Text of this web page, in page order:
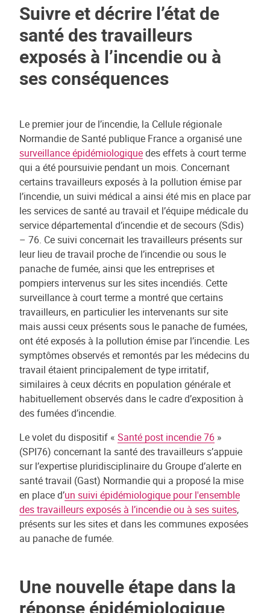
Suivre et décrire l’état de
santé des travailleurs
exposés à l’incendie ou à
ses conséquences
Le premier jour de l’incendie, la Cellule régionale
Normandie de Santé publique France a organisé une
surveillance épidémiologiquedes effets à court terme
qui a été poursuivie pendant un mois. Concernant
certains travailleurs exposés à la pollution émise par
l’incendie, un suivi médical a ainsi été mis en place par
les services de santé au travail et l’équipe médicale du
service départemental d’incendie et de secours (Sdis)
– 76. Ce suivi concernait les travailleurs présents sur
leur lieu de travail proche de l’incendie ou sous le
panache de fumée, ainsi que les entreprises et
pompiers intervenus sur les sites incendiés. Cette
surveillance à court terme a montré que certains
travailleurs, en particulier les intervenants sur site
mais aussi ceux présents sous le panache de fumées,
ont été exposés à la pollution émise par l’incendie. Les
symptômes observés et remontés par les médecins du
travail étaient principalement de type irritatif,
similaires à ceux décrits en population générale et
habituellement observés dans le cadre d’exposition à
des fumées d’incendie.
Le volet du dispositif « Santé post incendie 76 »
(SPI76) concernant la santé des travailleurs s’appuie
sur l’expertise pluridisciplinaire du Groupe d’alerte en
santé travail (Gast) Normandie qui a proposé la mise
en place d’un suivi épidémiologique pour l'ensemble
des travailleurs exposés à l’incendie ou à ses suites,
présents sur les sites et dans les communes exposées
au panache de fumée.
Une nouvelle étape dans la
réponse épidémiologique